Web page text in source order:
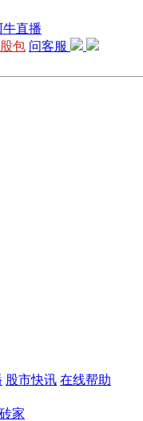
包 问客服
股市快讯 在线帮助
家